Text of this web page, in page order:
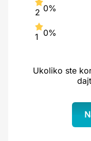
2 0%
1 0%
Ukoliko ste